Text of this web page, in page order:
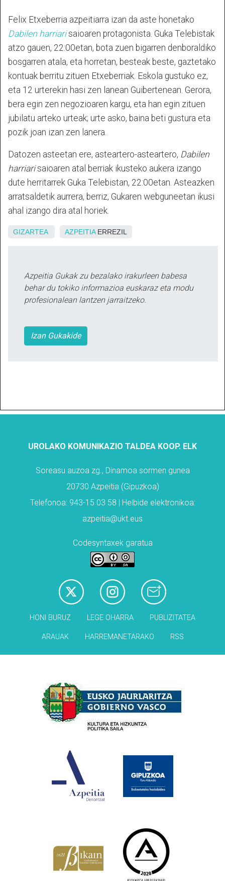
Felix Etxeberria azpeitiarra izan da aste honetako
Dabilen harriari saioaren protagonista. Guka Telebistak
atzo gauen, 22:00etan, bota zuen bigarren denboraldiko
bosgarren atala, eta horretan, besteak beste, gaztetako
kontuak berritu zituen Etxeberriak. Eskola gustuko ez,
eta 12 urterekin hasi zen lanean Guibertenean. Gerora,
bera egin zen negozioaren kargu, eta han egin zituen
jubilatu arteko urteak; urte asko, baina beti gustura eta
pozik joan izan zen lanera.
Datozen asteetan ere, asteartero-asteartero, Dabilen
harriarisaioaren atal berriak ikusteko aukera izango
dute herritarrek Guka Telebistan, 22:00etan. Asteazken
arratsaldetik aurrera, berriz, Gukaren webguneetan ikusi
ahal izango dira atal horiek.
GIZARTEA AZPEITIAERREZIL
Azpeitia Gukak zu bezalako irakurleen babesa
behar du tokiko informazioa euskaraz eta modu
profesionalean lantzen jarraitzeko.
Izan Gukakide
UROLAKO KOMUNIKAZIO TALDEA KOOP. ELK
Soreasu auzoa zg., Dinamoa sormen gunea
20730 Azpeitia (Gipuzkoa)
Telefonoa: 943-15 03 58 | Helbide elektronikoa:
azpeitia@ukt.eus
Codesyntaxek garatua
HONI BURUZ LEGE OHARRA PUBLIZITATEA
ARAUAK HARREMANETARAKO RSS